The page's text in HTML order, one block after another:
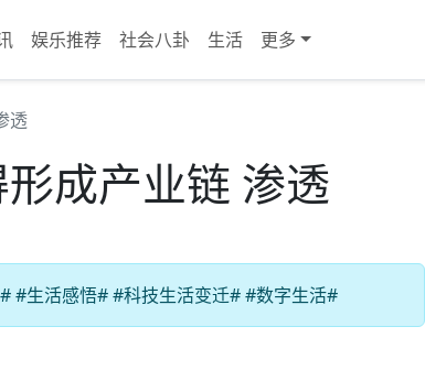
娱乐推荐 社会八卦 生活 更多
透
成产业链 渗透
#生活感悟# #科技生活变迁# #数字生活#